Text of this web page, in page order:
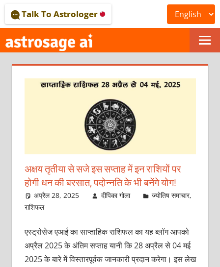
to
content
ONLINE
ASTROLOGICAL
JOURNAL
–
ASTROSAGE
MAGAZINE
Talk To Astrologer
अक्षय तृतीया से सजे इस सप्ताह में इन राशियों पर
होगी धन की बरसात, पदोन्नति के भी बनेंगे योग!
अप्रैल 28, 2025 दीपिका गोला ज्योतिष समाचार,
राशिफल
एस्ट्रोसेज एआई का साप्ताहिक राशिफल का यह ब्लॉग आपको
अप्रैल 2025 के अंतिम सप्ताह यानी कि 28 अप्रैल से 04 मई
2025 के बारे में विस्तारपूर्वक जानकारी प्रदान करेगा। इस लेख